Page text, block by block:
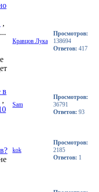
,
Кравцов Лука
Просмотров:
138694
Ответов: 417
в
,
Sam
Просмотров:
36791
Ответов: 93
kok
Просмотров:
2185
Ответов: 1